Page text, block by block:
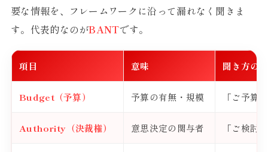
要な情報を、フレームワークに沿って漏れなく聞きま
す。代表的なのがBANTです。
項目 意味 聞き方の例
Budget（予算） 予算の有無・規模 「ご予算
Authority（決裁権） 意思決定の関与者 「ご検討